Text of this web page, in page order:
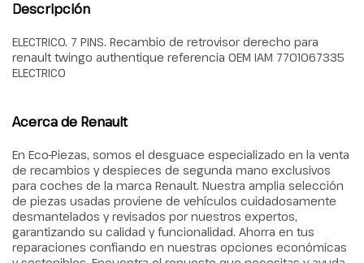
Descripción
ELECTRICO. 7 PINS. Recambio de retrovisor derecho para
renault twingo authentique referencia OEM IAM 7701067335
ELECTRICO
Acerca de Renault
En Eco-Piezas, somos el desguace especializado en la venta
de recambios y despieces de segunda mano exclusivos
para coches de la marca Renault. Nuestra amplia selección
de piezas usadas proviene de vehículos cuidadosamente
desmantelados y revisados por nuestros expertos,
garantizando su calidad y funcionalidad. Ahorra en tus
reparaciones confiando en nuestras opciones económicas